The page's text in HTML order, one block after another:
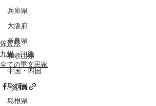
兵庫県
大阪府
奈良県
和歌山県
中国・四国
鳥取県
島根県
佐賀県
九州・沖縄
全ての重文民家